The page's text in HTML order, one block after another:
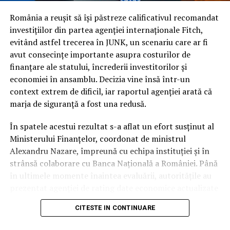
categoria de risc major (junk).
În ciuda acestor vulnerabilități și a presiunii uriașe pe
finanțele publice, autoritățile române au reușit să evite
scenariul negativ. Întrebarea esențială este cum a fost
posibil acest lucru, în condițiile în care datele
economice brute erau deja cunoscute de piețe.
Răspunsul nu a stat în prezentarea unor indicatori noi,
ci în garanțiile de conduită fiscală. În timp ce
autoritatea altor actori politici s-a erodat considerabil
pe parcursul mandatului, Nicușor Dan a rămas
interlocutorul strategic în care partenerii externi au
avut încredere totală.
Presedinția ca garant al
disciplinei bugetare
România a reușit să își păstreze calificativul recomandat
investițiilor din partea agenției internaționale Fitch,
evitând astfel trecerea în JUNK, un scenariu care ar fi
avut consecințe importante asupra costurilor de
finanțare ale statului, încrederii investitorilor și
economiei în ansamblu. Decizia vine însă într-un
context extrem de dificil, iar raportul agenției arată că
marja de siguranță a fost una redusă.
În spatele acestui rezultat s-a aflat un efort susținut al
Ministerului Finanțelor, coordonat de ministrul
Alexandru Nazare, împreună cu echipa instituției și în
strânsă colaborare cu Banca Națională a României. Până
în ultimele momente înaintea evaluării, autoritățile au
și argumente tehnice privind evoluția finanțelor publice
și măsurile adoptate pentru consolidarea fiscală.
CITESTE IN CONTINUARE